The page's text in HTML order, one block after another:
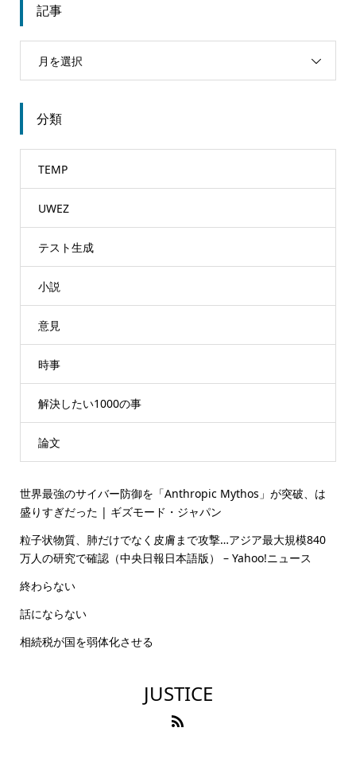
記事
月を選択
分類
TEMP
UWEZ
テスト生成
小説
意見
時事
解決したい1000の事
論文
世界最強のサイバー防御を「Anthropic Mythos」が突破、は
盛りすぎだった | ギズモード・ジャパン
粒子状物質、肺だけでなく皮膚まで攻撃…アジア最大規模840
万人の研究で確認（中央日報日本語版） – Yahoo!ニュース
終わらない
話にならない
相続税が国を弱体化させる
JUSTICE